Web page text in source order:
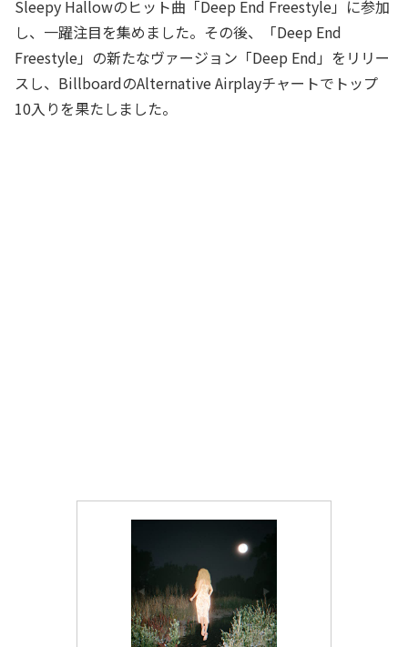
Sleepy Hallowのヒット曲「Deep End Freestyle」に参加
し、一躍注目を集めました。その後、「Deep End
Freestyle」の新たなヴァージョン「Deep End」をリリー
スし、BillboardのAlternative Airplayチャートでトップ
10入りを果たしました。